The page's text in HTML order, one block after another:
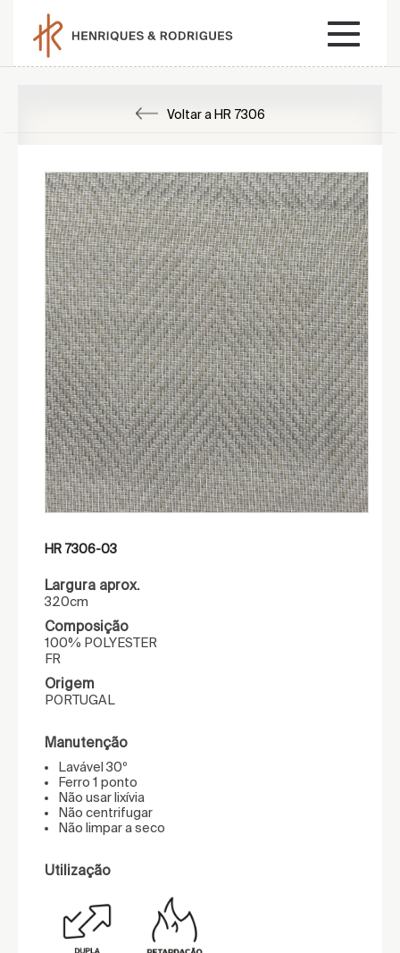
Voltar a HR 7306
HR 7306-03
Largura aprox.
320cm
Composição
100% POLYESTER
FR
Origem
PORTUGAL
Manutenção
Lavável 30º
Ferro 1 ponto
Não usar lixívia
Não centrifugar
Não limpar a seco
Utilização